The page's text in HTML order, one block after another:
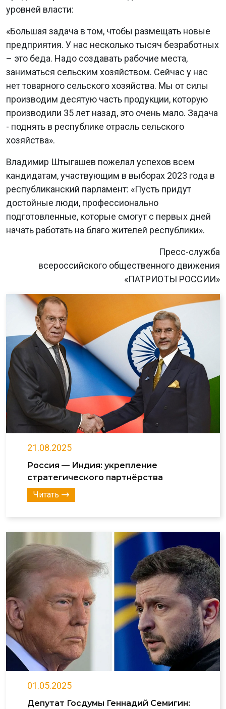
уровней власти:
«Большая задача в том, чтобы размещать новые
предприятия. У нас несколько тысяч безработных
– это беда. Надо создавать рабочие места,
заниматься сельским хозяйством. Сейчас у нас
нет товарного сельского хозяйства. Мы от силы
производим десятую часть продукции, которую
производили 35 лет назад, это очень мало. Задача
- поднять в республике отрасль сельского
хозяйства».
Владимир Штыгашев пожелал успехов всем
кандидатам, участвующим в выборах 2023 года в
республиканский парламент: «Пусть придут
достойные люди, профессионально
подготовленные, которые смогут с первых дней
начать работать на благо жителей республики».
Пресс-служба
всероссийского общественного движения
«ПАТРИОТЫ РОССИИ»
21.08.2025
Россия — Индия: укрепление
стратегического партнёрства
Читать
01.05.2025
Депутат Госдумы Геннадий Семигин: